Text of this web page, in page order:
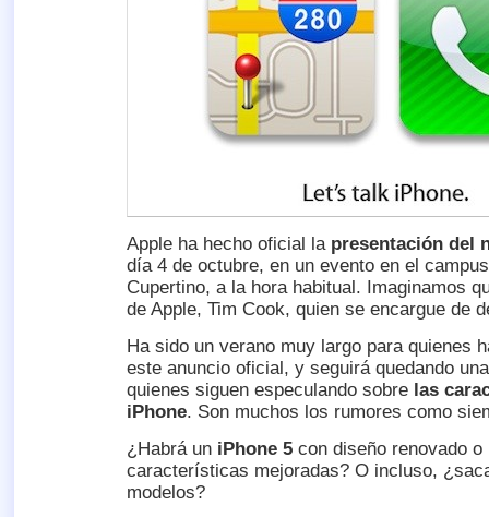
Apple ha hecho oficial la presentación del
día 4 de octubre, en un evento en el
Cupertino, a la hora habitual. Imaginamos
de Apple, Tim Cook, quien se encargue de
Ha sido un verano muy largo para quienes
este anuncio oficial, y seguirá quedando
quienes siguen especulando sobre las
iPhone. Son muchos los rumores como
¿Habrá un iPhone 5 con diseño renovado
características mejoradas? O incluso,
modelos?